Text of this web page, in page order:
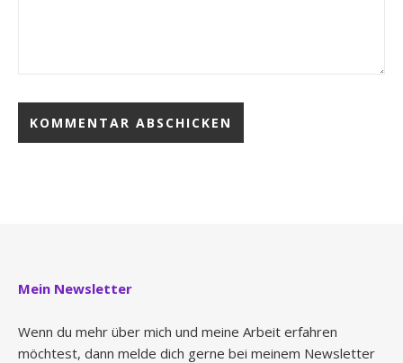
Mein Newsletter
Wenn du mehr über mich und meine Arbeit erfahren
möchtest, dann melde dich gerne bei meinem Newsletter